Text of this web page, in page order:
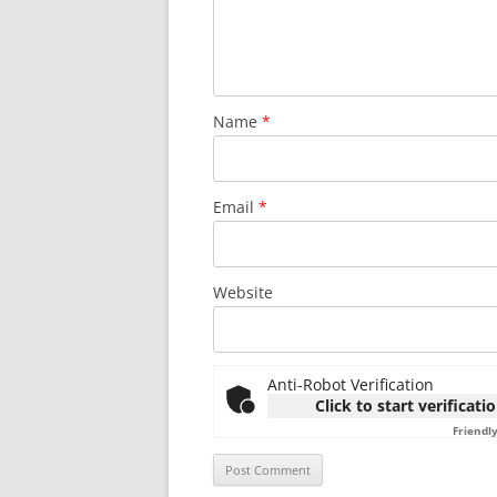
Name *
Email *
Website
Anti-Robot Verification
Click to start
Friendly